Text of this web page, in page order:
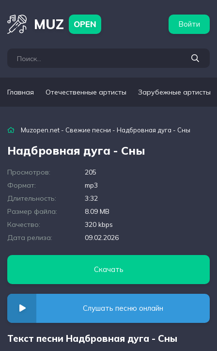
MUZ OPEN Войти
Главная Отечественные артисты Зарубежные артисты
Muzopen.net - Свежие песни - Надбровная дуга - Сны
Надбровная дуга - Сны
Просмотров:
205
Формат:
mp3
Длительность:
3:32
Размер файла:
8.09 MB
Качество:
320 kbps
Дата релиза:
09.02.2026
Скачать
Слушать песню онлайн
Текст песни Надбровная дуга - Сны
артисты Популярные подборки